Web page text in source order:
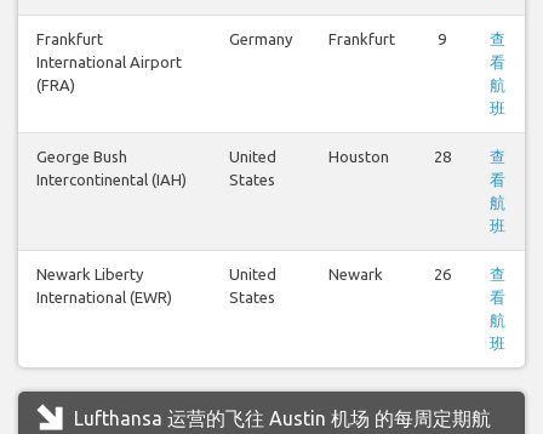
Frankfurt
International Airport
(FRA)
Germany Frankfurt 9
查
看
航
班
George Bush
Intercontinental (IAH)
United
States
Houston 28
查
看
航
班
Newark Liberty
International (EWR)
United
States
Newark 26
查
看
航
班
Lufthansa 运营的飞往 Austin 机场 的每周定期航